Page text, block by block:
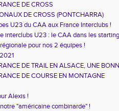
DE CROSS
DE CROSS (PONTCHARRA)
U23 du CAA aux France Interclubs !
interclubs U23 : le CAA dans les
pour nos 2 équipes !
DE TRAIL EN ALSACE, UNE
DE COURSE EN MONTAGNE
Alexis !
"américaine combinarde" !